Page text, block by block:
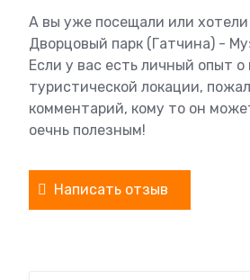
А вы уже посещали или
Дворцовый парк (Гатчина) -
Если у вас есть личный опыт
туристической локации,
комментарий, кому то он
оечнь полезным!
Написать отзыв